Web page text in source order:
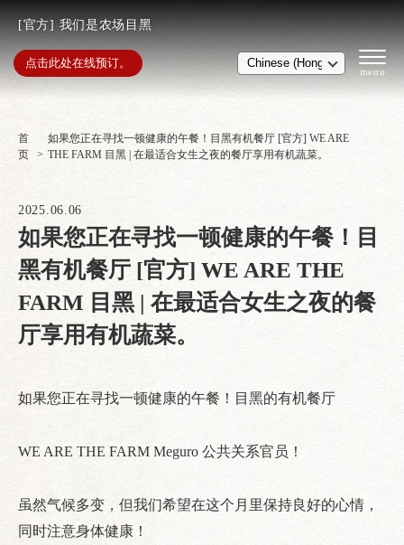
[官方] 我们是农场目黑
点击此处在线预订。
首
页
如果您正在寻找一顿健康的午餐！目黑有机餐厅 [官方] WE ARE
THE FARM 目黑 | 在最适合女生之夜的餐厅享用有机蔬菜。
2025.06.06
如果您正在寻找一顿健康的午餐！目
黑有机餐厅 [官方] WE ARE THE
FARM 目黑 | 在最适合女生之夜的餐
厅享用有机蔬菜。
如果您正在寻找一顿健康的午餐！目黑的有机餐厅
WE ARE THE FARM Meguro 公共关系官员！
虽然气候多变，但我们希望在这个月里保持良好的心情，
同时注意身体健康！